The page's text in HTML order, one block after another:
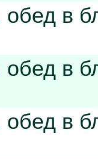
обед в
обед в
обед в